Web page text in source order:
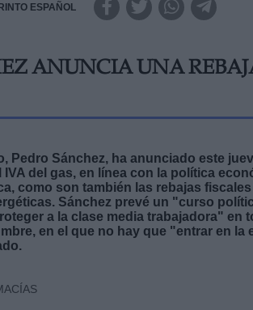
ESPAÑOL
ANUNCIA UNA
Pedro Sánchez, ha anunciado este
IVA del gas, en línea con la política
como son también las rebajas
Sánchez prevé un "curso
a la clase media trabajadora" en
en el que no hay que "entrar en la